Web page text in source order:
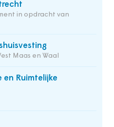
in opdracht van
Maas en Waal
en Ruimtelijke